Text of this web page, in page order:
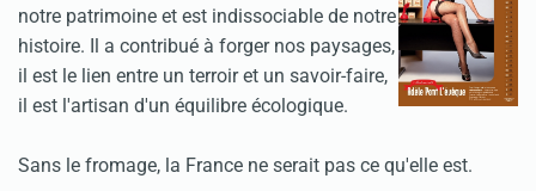
notre patrimoine et est indissociable de notre
histoire. Il a contribué à forger nos paysages,
il est le lien entre un terroir et un savoir-faire,
il est l'artisan d'un équilibre écologique.
Sans le fromage, la France ne serait pas ce qu'elle est.